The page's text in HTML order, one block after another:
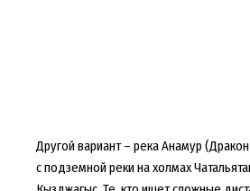
Другой вариант – река Анамур
с подземной реки на холмах